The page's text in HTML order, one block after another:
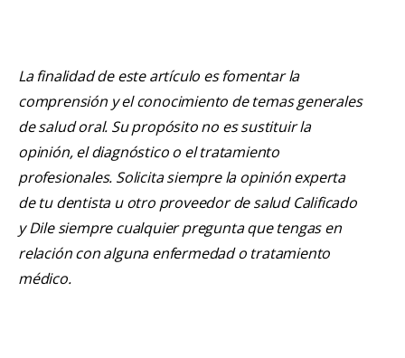
La finalidad de este artículo es fomentar la
comprensión y el conocimiento de temas generales
de salud oral. Su propósito no es sustituir la
opinión, el diagnóstico o el tratamiento
profesionales. Solicita siempre la opinión experta
de tu dentista u otro proveedor de salud Calificado
y Dile siempre cualquier pregunta que tengas en
relación con alguna enfermedad o tratamiento
médico.